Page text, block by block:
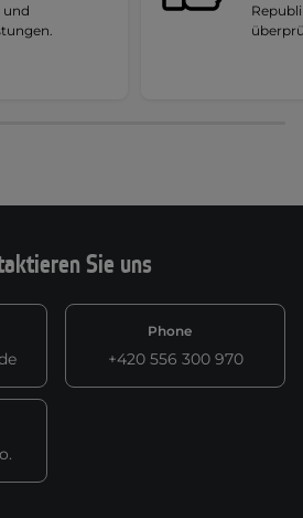
und
Sie uns
Phone
+420 556 300 970